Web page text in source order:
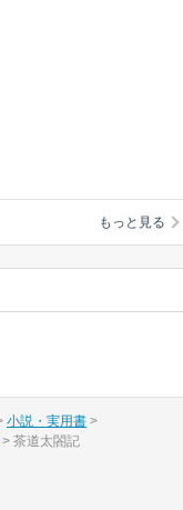
もっと見る
小説・実用書
茶道太閤記